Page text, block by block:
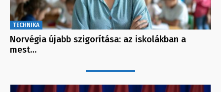
TECHNIKA
Norvégia újabb szigorítása: az iskolákban a
mest…